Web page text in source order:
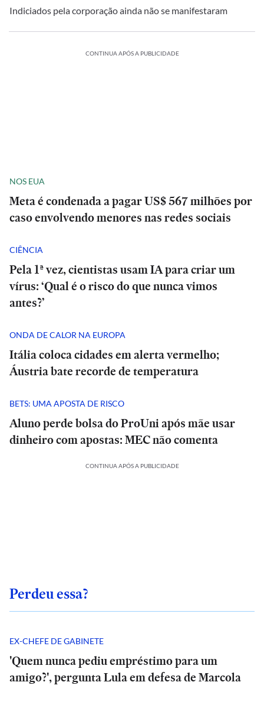
Indiciados pela corporação ainda não se manifestaram
CONTINUA APÓS A PUBLICIDADE
NOS EUA
Meta é condenada a pagar US$ 567 milhões por
caso envolvendo menores nas redes sociais
CIÊNCIA
Pela 1ª vez, cientistas usam IA para criar um
vírus: ‘Qual é o risco do que nunca vimos
antes?’
ONDA DE CALOR NA EUROPA
Itália coloca cidades em alerta vermelho;
Áustria bate recorde de temperatura
BETS: UMA APOSTA DE RISCO
Aluno perde bolsa do ProUni após mãe usar
dinheiro com apostas: MEC não comenta
CONTINUA APÓS A PUBLICIDADE
Perdeu essa?
EX-CHEFE DE GABINETE
'Quem nunca pediu empréstimo para um
amigo?', pergunta Lula em defesa de Marcola